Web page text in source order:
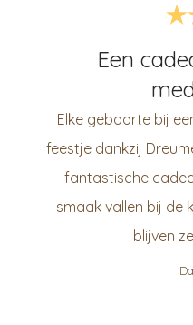
Een
Elke geboorte bij
feestje dankzij
fantastische
smaak vallen bij de
blijven